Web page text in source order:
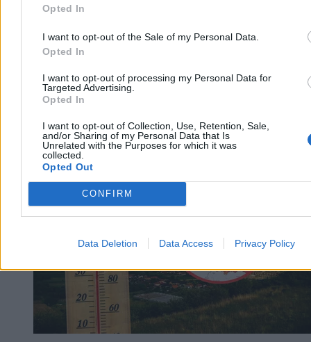
Opted In
I want to opt-out of the Sale of my Personal Data.
Opted In
I want to opt-out of processing my Personal Data for
Targeted Advertising.
Opted In
I want to opt-out of Collection, Use, Retention, Sale,
and/or Sharing of my Personal Data that Is
Unrelated with the Purposes for which it was
collected.
Opted Out
CONFIRM
Data Deletion Data Access Privacy Policy
Kraj